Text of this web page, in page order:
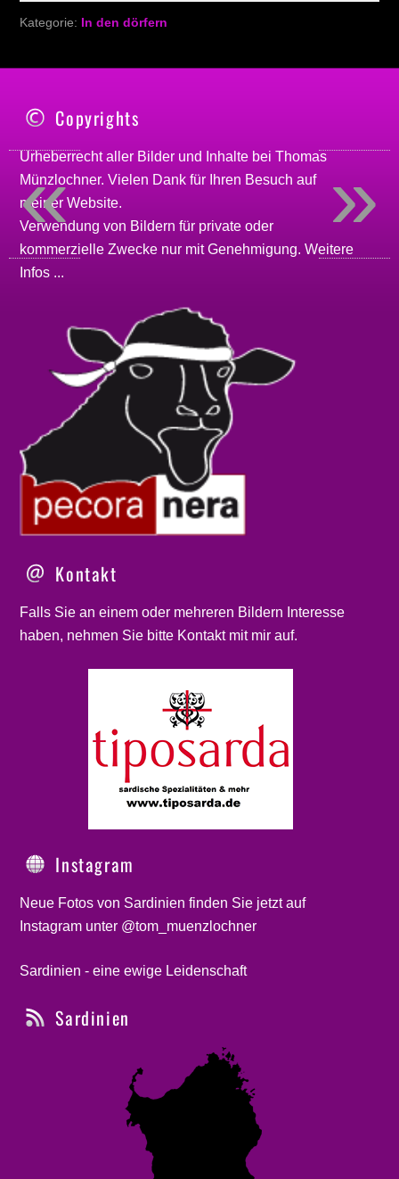
Kategorie: In den dörfern
Copyrights
Urheberrecht aller Bilder und Inhalte beiThomas
Münzlochner. Vielen Dank für Ihren Besuch auf
meinerWebsite.
Verwendung von Bildern für private oder
kommerzielle Zwecke nur mit Genehmigung.Weitere
Infos ...
Kontakt
Falls Sie an einem oder mehreren Bildern Interesse
haben, nehmen Sie bitte Kontaktmit mir auf.
Instagram
Neue Fotos von Sardinien finden Sie jetzt auf
Instagram unter @tom_muenzlochner
Sardinien - eine ewige Leidenschaft
Sardinien
»
«